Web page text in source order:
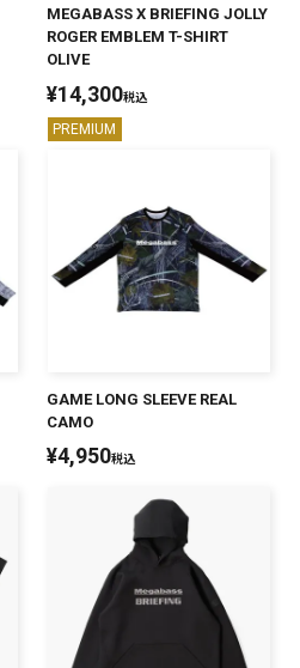
この内容で検索する
MEGABASS X BRIEFING JOLLY
ROGER EMBLEM T-SHIRT
OLIVE
¥14,300税込
PREMIUM
GAME LONG SLEEVE REAL
CAMO
¥4,950税込